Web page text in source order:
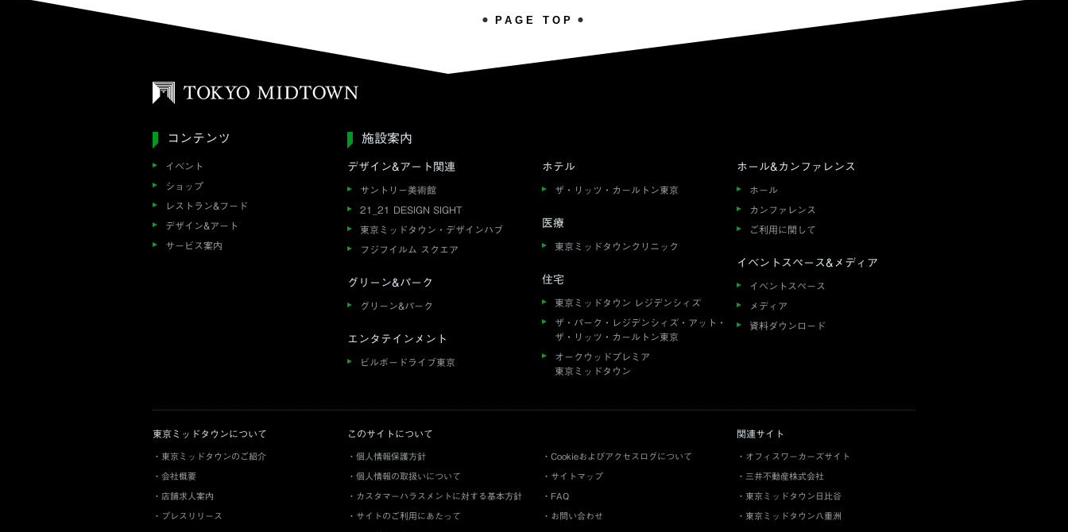
PAGE TOP
コンテンツ
イベント
ショップ
レストラン&フード
デザイン&アート
サービス案内
施設案内
デザイン&アート関連
サントリー美術館
21_21 DESIGN SIGHT
東京ミッドタウン・デザインハブ
フジフイルム スクエア
グリーン&パーク
グリーン&パーク
エンタテインメント
ビルボードライブ東京
ホテル
ザ・リッツ・カールトン東京
医療
東京ミッドタウンクリニック
住宅
東京ミッドタウン レジデンシィズ
ザ・パーク・レジデンシィズ・アット・
ザ・リッツ・カールトン東京
オークウッドプレミア
東京ミッドタウン
ホール&カンファレンス
ホール
カンファレンス
ご利用に関して
イベントスペース&メディア
イベントスペース
メディア
資料ダウンロード
東京ミッドタウンについて
東京ミッドタウンのご紹介
会社概要
店舗求人案内
プレスリリース
このサイトについて
個人情報保護方針
個人情報の取扱いについて
カスタマーハラスメントに対する基本方針
サイトのご利用にあたって
Cookieおよびアクセスログについて
サイトマップ
FAQ
お問い合わせ
関連サイト
オフィスワーカーズサイト
三井不動産株式会社
東京ミッドタウン日比谷
東京ミッドタウン八重洲